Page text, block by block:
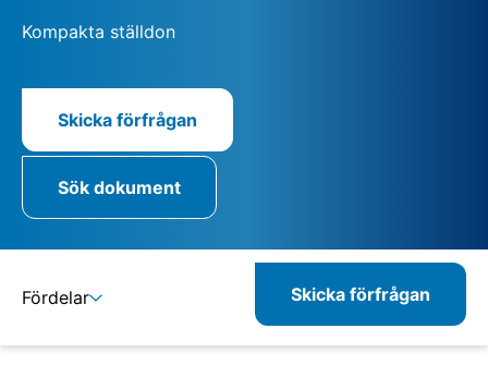
Kompakta ställdon
Skicka förfrågan
Sök dokument
Fördelar Skicka förfrågan